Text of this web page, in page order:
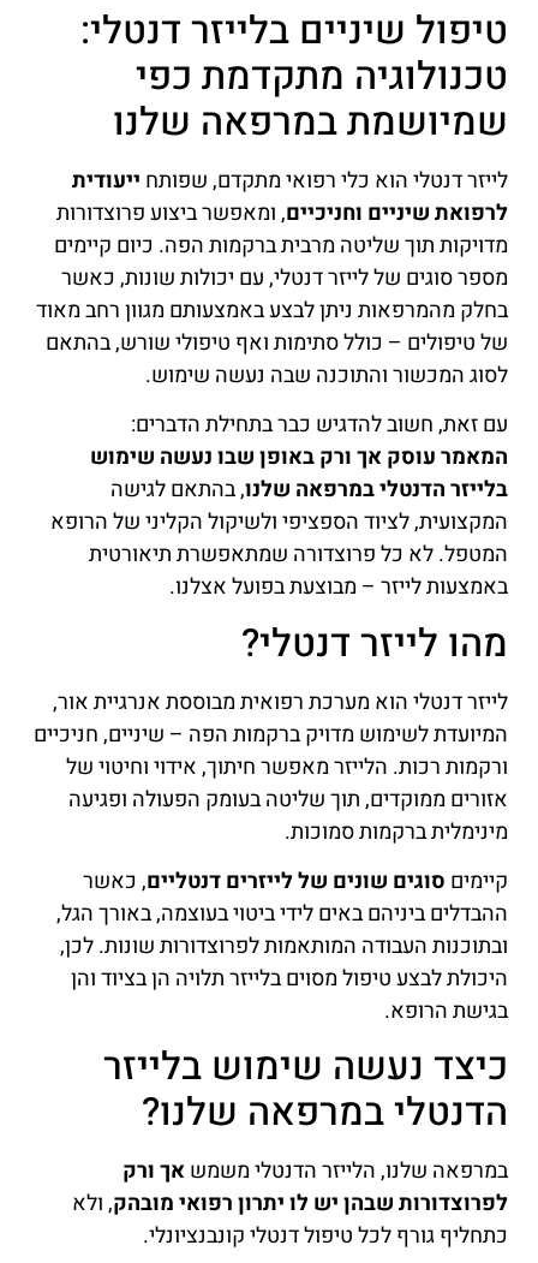
טיפול שיניים בלייזר דנטלי:
טכנולוגיה מתקדמת כפי
שמיושמת במרפאה שלנו
לייזר דנטלי הוא כלי רפואי מתקדם, שפותח ייעודית
לרפואת שיניים וחניכיים, ומאפשר ביצוע פרוצדורות
מדויקות תוך שליטה מרבית ברקמות הפה. כיום קיימים
מספר סוגים של לייזר דנטלי, עם יכולות שונות, כאשר
בחלק מהמרפאות ניתן לבצע באמצעותם מגוון רחב מאוד
של טיפולים – כולל סתימות ואף טיפולי שורש, בהתאם
לסוג המכשור והתוכנה שבה נעשה שימוש.
עם זאת, חשוב להדגיש כבר בתחילת הדברים:
המאמר עוסק אך ורק באופן שבו נעשה שימוש
בלייזר הדנטלי במרפאה שלנו, בהתאם לגישה
המקצועית, לציוד הספציפי ולשיקול הקליני של הרופא
המטפל. לא כל פרוצדורה שמתאפשרת תיאורטית
באמצעות לייזר – מבוצעת בפועל אצלנו.
מהו לייזר דנטלי?
לייזר דנטלי הוא מערכת רפואית מבוססת אנרגיית אור,
המיועדת לשימוש מדויק ברקמות הפה – שיניים, חניכיים
ורקמות רכות. הלייזר מאפשר חיתוך, אידוי וחיטוי של
אזורים ממוקדים, תוך שליטה בעומק הפעולה ופגיעה
מינימלית ברקמות סמוכות.
קיימים סוגים שונים של לייזרים דנטליים, כאשר
ההבדלים ביניהם באים לידי ביטוי בעוצמה, באורך הגל,
ובתוכנות העבודה המותאמות לפרוצדורות שונות. לכן,
היכולת לבצע טיפול מסוים בלייזר תלויה הן בציוד והן
בגישת הרופא.
כיצד נעשה שימוש בלייזר
הדנטלי במרפאה שלנו?
במרפאה שלנו, הלייזר הדנטלי משמשאך ורק
לפרוצדורות שבהן יש לו יתרון רפואי מובהק, ולא
כתחליף גורף לכל טיפול דנטלי קונבנציונלי.